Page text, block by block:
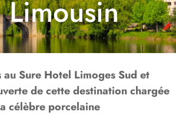
au Sure Hotel Limoges Sud et
de cette destination chargée
célèbre porcelaine